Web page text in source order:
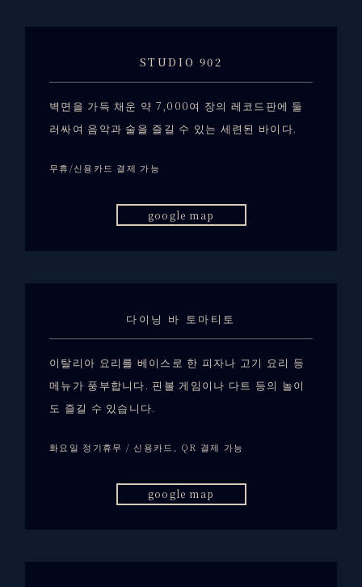
STUDIO 902
벽면을 가득 채운 약 7,000여 장의 레코드판에 둘
러싸여 음악과 술을 즐길 수 있는 세련된 바이다.
무휴/신용카드 결제 가능
google map
다이닝 바 토마티토
이탈리아 요리를 베이스로 한 피자나 고기 요리 등
메뉴가 풍부합니다. 핀볼 게임이나 다트 등의 놀이
도 즐길 수 있습니다.
화요일 정기휴무 / 신용카드, QR 결제 가능
google map